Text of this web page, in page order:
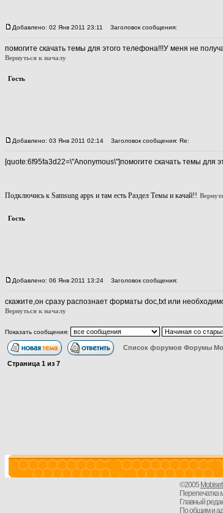
Добавлено: 02 Янв 2011 23:11 Заголовок сообщения:
помогите скачать темы для этого телефона!!!У меня не
Вернуться к началу
Гость
Добавлено: 03 Янв 2011 02:14 Заголовок сообщения: Re:
[quote:6f95fa3d22=\"Anonymous\"]помогите скачать темы для
Подключись к Samsung apps и там есть Раздел Темы и качай!!
Гость
Добавлено: 06 Янв 2011 13:24 Заголовок сообщения:
скажите,он сразу распознает форматы doc,txt или
Вернуться к началу
Показать сообщения:
Список форумов Форумы
Страница 1 из 7
©2005
Перепечатка
Главный
По общим и